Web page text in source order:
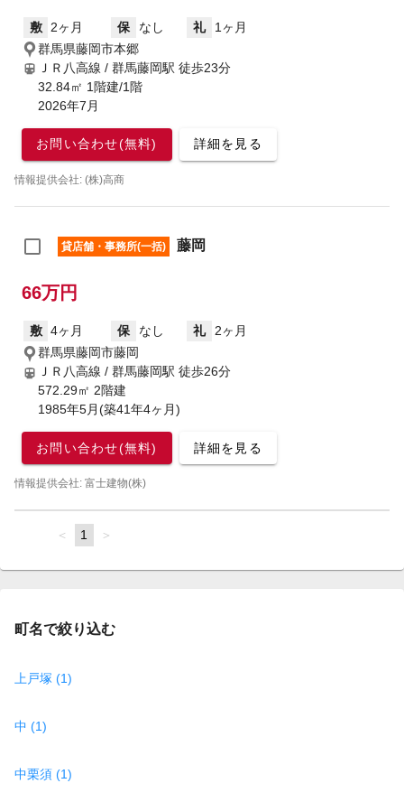
敷 2ヶ月 保 なし 礼
1ヶ月
群馬県藤岡市本郷
ＪＲ八高線 / 群馬藤岡駅 徒歩23分
32.84㎡ 1階建/1階
2026年7月
お問い合わせ(無料) 詳細を見る
情報提供会社: (株)高商
貸店舗・事務所(一括) 藤岡
66万円
敷 4ヶ月 保 なし 礼
2ヶ月
群馬県藤岡市藤岡
ＪＲ八高線 / 群馬藤岡駅 徒歩26分
572.29㎡ 2階建
1985年5月(築41年4ヶ月)
お問い合わせ(無料) 詳細を見る
情報提供会社: 富士建物(株)
page
You're
page
1 page
町名で絞り込む
上戸塚 (1)
中 (1)
中栗須 (1)